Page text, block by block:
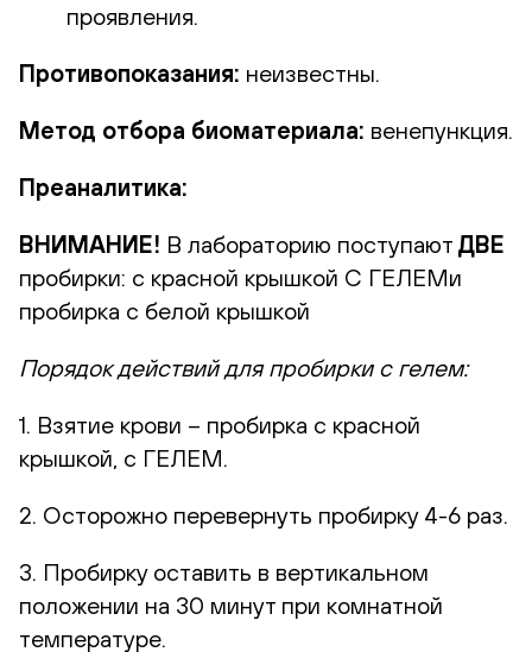
проявления.
Противопоказания: неизвестны.
Метод отбора биоматериала: венепункция.
Преаналитика:
ВНИМАНИЕ! В лабораторию поступают ДВЕ
пробирки: с красной крышкой С ГЕЛЕМи
пробирка с белой крышкой
Порядок действий для пробирки с гелем:
1. Взятие крови – пробирка с красной
крышкой, с ГЕЛЕМ.
2. Осторожно перевернуть пробирку 4-6 раз.
3. Пробирку оставить в вертикальном
положении на 30 минут при комнатной
температуре.